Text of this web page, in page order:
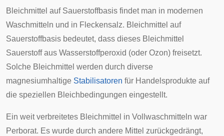
Bleichmittel auf Sauerstoffbasis findet man in modernen
Waschmitteln und in Fleckensalz. Bleichmittel auf
Sauerstoffbasis bedeutet, dass dieses Bleichmittel
Sauerstoff aus Wasserstoffperoxid (oder Ozon) freisetzt.
Solche Bleichmittel werden durch diverse
magnesiumhaltige Stabilisatoren für Handelsprodukte auf
die speziellen Bleichbedingungen eingestellt.
Ein weit verbreitetes Bleichmittel in Vollwaschmitteln war
Perborat. Es wurde durch andere Mittel zurückgedrängt,